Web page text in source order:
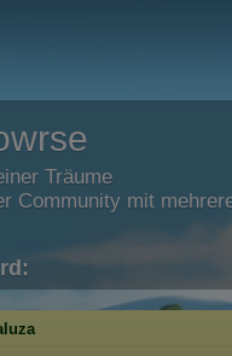
Träume
Community mit